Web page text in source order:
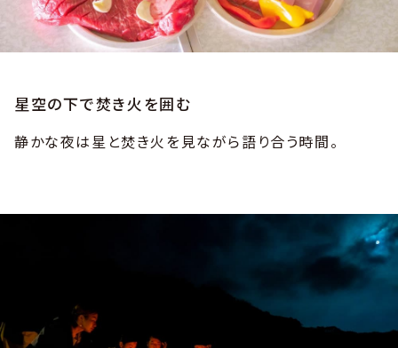
星空の下で焚き火を囲む
静かな夜は星と焚き火を見ながら語り合う時間。